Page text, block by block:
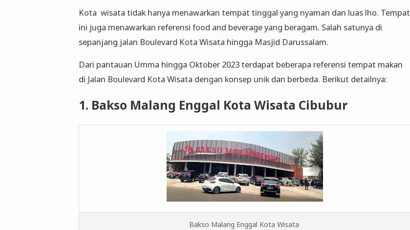
Kota wisata tidak hanya menawarkan tempat tinggal yang nyaman dan luas lho. Tempat
ini juga menawarkan referensi food and beverage yang beragam. Salah satunya di
sepanjang jalan Boulevard Kota Wisata hingga Masjid Darussalam.
Dari pantauan Umma hingga Oktober 2023 terdapat beberapa referensi tempat makan
di Jalan Boulevard Kota Wisata dengan konsep unik dan berbeda. Berikut detailnya:
1. Bakso Malang Enggal Kota Wisata Cibubur
Bakso Malang Enggal Kota Wisata